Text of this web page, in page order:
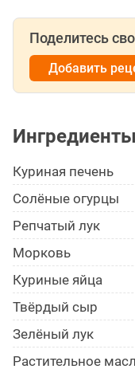
Поделитесь
Добавить
Ингредиенты
Куриная печень
Солёные огурцы
Репчатый лук
Морковь
Куриные яйца
Твёрдый сыр
Зелёный лук
Растительное